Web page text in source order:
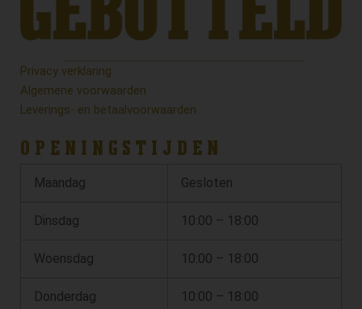
Privacy verklaring
Algemene voorwaarden
Leverings- en betaalvoorwaarden
OPENINGSTIJDEN
Maandag Gesloten
Dinsdag 10:00 – 18:00
Woensdag 10:00 – 18:00
Donderdag 10:00 – 18:00